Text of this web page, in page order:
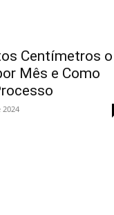
Centímetros o
Mês e Como
2024